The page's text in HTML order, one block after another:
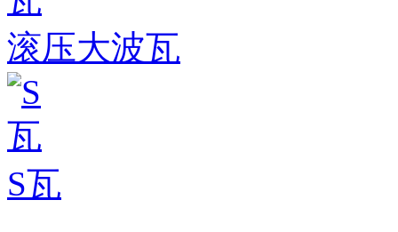
滚压大波瓦
S瓦